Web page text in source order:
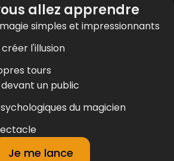
allez apprendre
simples et impressionnants
l'illusion
tours
un public
du magicien
Je me lance